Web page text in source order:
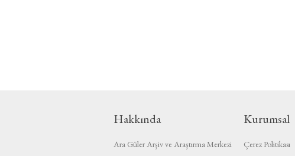
Hakkında
Ara Güler Arşiv ve Araştırma Merkezi
Kurumsal
Çerez Politikası